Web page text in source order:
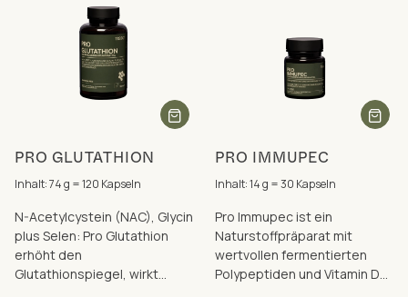
PRO GLUTATHION
Inhalt: 74 g = 120 Kapseln
N-Acetylcystein (NAC), Glycin
plus Selen: Pro Glutathion
erhöht den
Glutathionspiegel, wirkt
PRO IMMUPEC
Inhalt: 14 g = 30 Kapseln
Pro Immupec ist ein
Naturstoffpräparat mit
wertvollen fermentierten
Polypeptiden und Vitamin D3